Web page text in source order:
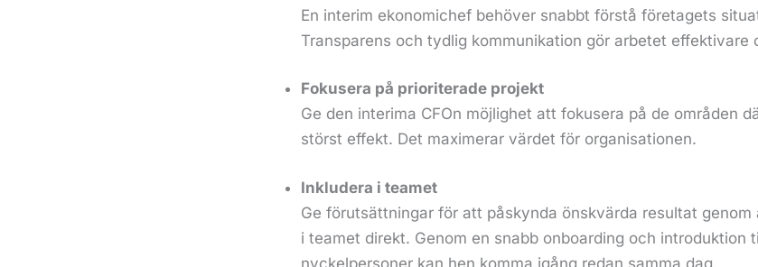
En interim ekonomichef behöver snabbt förstå företagets
Transparens och tydlig kommunikation gör arbetet effektivare
Fokusera på prioriterade projekt
Ge den interima CFOn möjlighet att fokusera på de områden
störst effekt. Det maximerar värdet för organisationen.
Inkludera i teamet
Ge förutsättningar för att påskynda önskvärda resultat
i teamet direkt. Genom en snabb onboarding och introduktion
nyckelpersoner kan hen komma igång redan samma dag.